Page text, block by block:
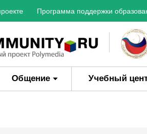
Программа поддержки
Общение Учебный